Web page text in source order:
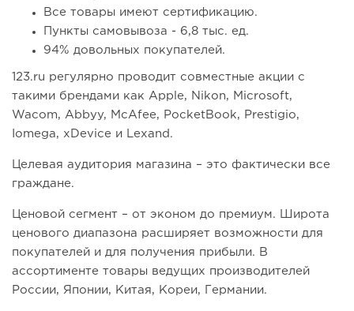
Все товары имеют сертификацию.
Пункты самовывоза - 6,8 тыс. ед.
94% довольных покупателей.
123.ru регулярно проводит совместные акции с
такими брендами как Apple, Nikon, Microsoft,
Wacom, Abbyy, McAfee, PocketBook, Prestigio,
Iomega, xDevice и Lexand.
Целевая аудитория магазина – это фактически все
граждане.
Ценовой сегмент – от эконом до премиум. Широта
ценового диапазона расширяет возможности для
покупателей и для получения прибыли. В
ассортименте товары ведущих производителей
России, Японии, Китая, Кореи, Германии.